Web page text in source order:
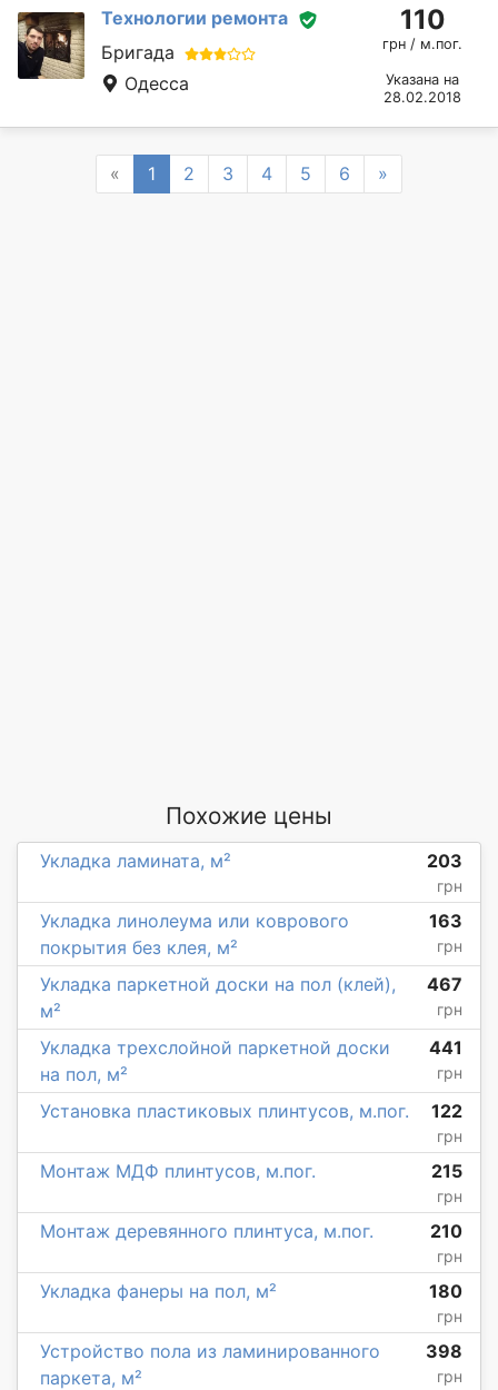
Технологии ремонта
Бригада
Одесса
110
грн / м.пог.
Указана на
28.02.2018
« Previous
1 2 3 4 5 6 »
Похожие цены
Укладка ламината, м² 203
грн
Укладка линолеума или коврового
покрытия без клея, м²
163
грн
Укладка паркетной доски на пол (клей),
м²
467
грн
Укладка трехслойной паркетной доски
на пол, м²
441
грн
Установка пластиковых плинтусов, м.пог. 122
грн
Монтаж МДФ плинтусов, м.пог. 215
грн
Монтаж деревянного плинтуса, м.пог. 210
грн
Укладка фанеры на пол, м² 180
грн
Устройство пола из ламинированного
паркета, м²
398
грн